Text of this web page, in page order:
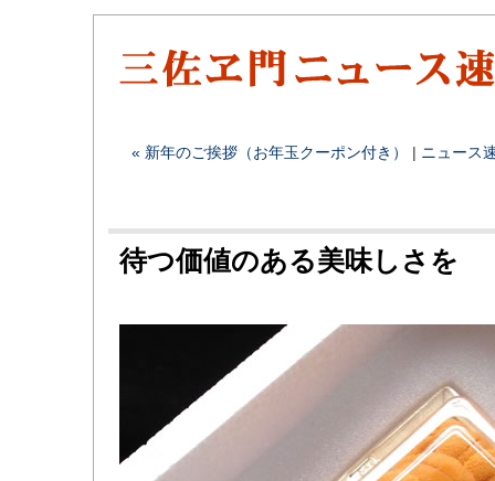
« 新年のご挨拶（お年玉クーポン付き） | ニュース
待つ価値のある美味しさを